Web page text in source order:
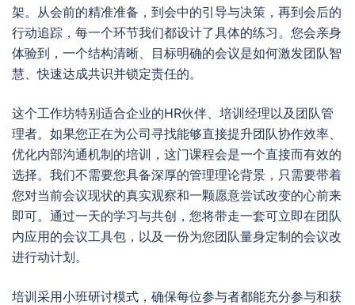
架。从会前的精准准备，到会中的引导与决策，再到会后的
行动追踪，每一个环节我们都设计了具体的练习。您会亲身
体验到，一个结构清晰、目标明确的会议是如何激发团队智
慧、快速达成共识并锁定责任的。
这个工作坊特别适合企业的HR伙伴、培训经理以及团队管
理者。如果您正在为公司寻找能够直接提升团队协作效率、
优化内部沟通机制的培训，这门课程会是一个直接而有效的
选择。我们不需要您具备深厚的管理理论背景，只需要带着
您对当前会议现状的真实观察和一颗愿意尝试改变的心前来
即可。通过一天的学习与共创，您将带走一套可立即在团队
内应用的会议工具包，以及一份为您团队量身定制的会议改
进行动计划。
培训采用小班研讨模式，确保每位参与者都能充分参与和获